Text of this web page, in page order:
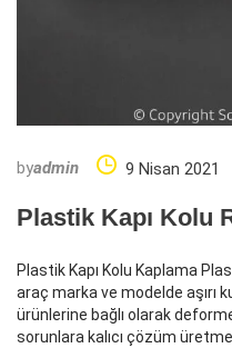
byadmin 9 Nisan 2021
Plastik Kapı Kolu
Plastik Kapı Kolu Kaplama
araç marka ve modelde aşırı
ürünlerine bağlı olarak
sorunlara kalıcı çözüm